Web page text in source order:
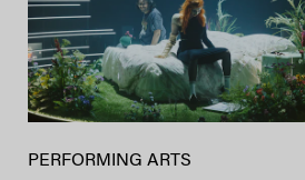
PERFORMING ARTS